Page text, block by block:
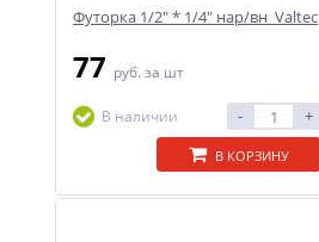
Футорка 1/2" * 1/4" нар/вн Valtec
77 руб. за шт
В наличии - +
В КОРЗИНУ